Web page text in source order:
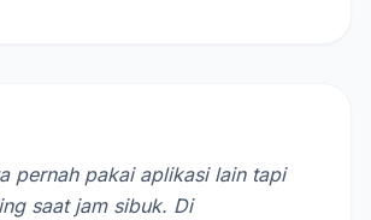
pernah pakai aplikasi lain tapi
saat jam sibuk. Di